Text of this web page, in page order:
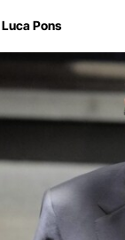
Luca Pons